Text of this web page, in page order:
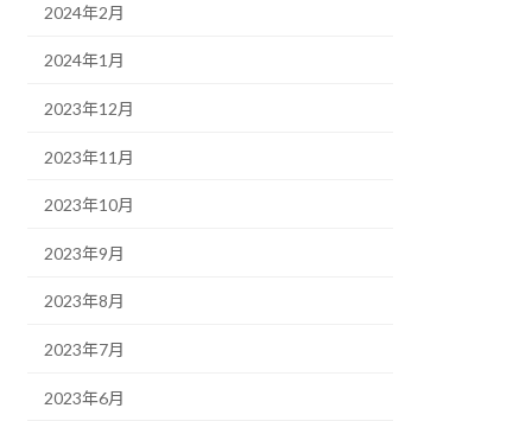
2024年2月
2024年1月
2023年12月
2023年11月
2023年10月
2023年9月
2023年8月
2023年7月
2023年6月